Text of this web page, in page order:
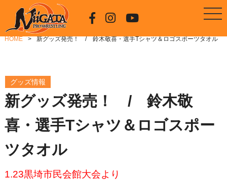
HOME 新グッズ発売！ / 鈴木敬喜・選手Tシャツ＆ロゴスポーツタオル
グッズ情報
新グッズ発売！ / 鈴木敬
喜・選手Tシャツ＆ロゴスポー
ツタオル
1.23黒埼市民会館大会より